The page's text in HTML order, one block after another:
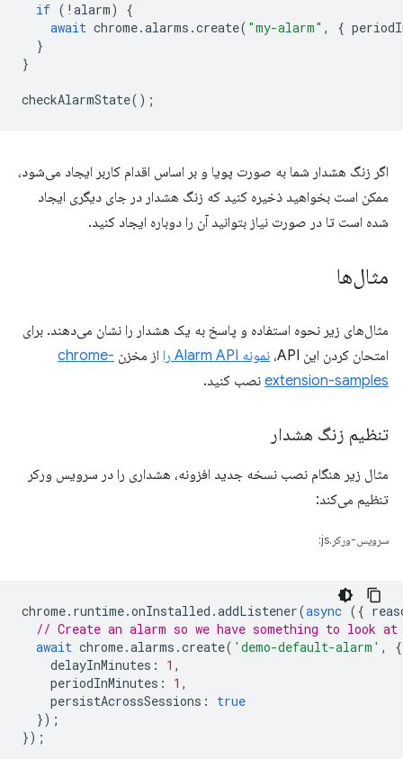
if ( ! alarm)
{
await chrome.alarms .create( "my-alarm" , {
}
}
checkAlarmState();
اگر زنگ هشدار شما به صورت پویا و بر اساس اقدام کاربر ایجاد می‌شود،
ممکن است بخواهید ذخیره کنید که زنگ هشدار در جای دیگری ایجاد
شده است تا در صورت نیاز بتوانید آن را دوباره ایجاد کنید.
مثال‌ها
مثال‌های زیر نحوه استفاده و پاسخ به یک هشدار را نشان می‌دهند. برای
امتحان کردن این API،
نمونه Alarm API را از مخزن chrome-
extension-samples نصب کنید.
تنظیم زنگ هشدار
مثال زیر هنگام نصب نسخه جدید افزونه، هشداری را در سرویس ورکر
تنظیم می‌کند:
سرویس-ورکر.js:
chrome. runtime.onInstalled .addListener(async ({
// Create an alarm so we have something to look at
await chrome.alarms .create( 'demo-default-alarm' ,
{
delayInMinutes : 1 ,
periodInMinutes : 1 ,
persistAcrossSessions :
true
});
});